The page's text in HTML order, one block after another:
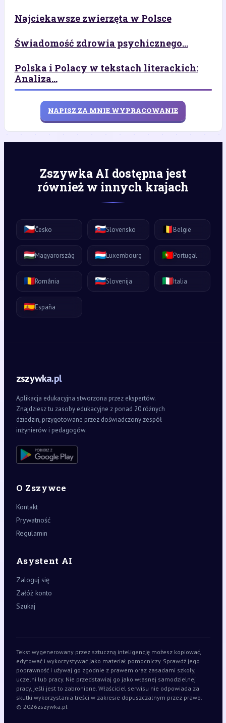
Najciekawsze zwierzęta w Polsce
Świadomość zdrowia psychicznego...
Polska i Polacy w tekstach literackich:
Analiza...
NAPISZ ZA MNIE WYPRACOWANIE
Zszywka AI dostępna jest
również w innych krajach
🇨🇿Česko 🇸🇰Slovensko 🇧🇪België
🇭🇺Magyarország 🇱🇺Luxembourg 🇵🇹Portugal
🇷🇴România 🇸🇮Slovenija 🇮🇹Italia
🇪🇸España
zszywka.pl
Aplikacja edukacyjna stworzona przez ekspertów.
Znajdziesz tu zasoby edukacyjne z ponad 20 różnych
dziedzin, przygotowane przez doświadczony zespół
inżynierów i pedagogów.
O Zszywce
Kontakt
Prywatność
Regulamin
Asystent AI
Zaloguj się
Załóż konto
Szukaj
Tekst wygenerowany przez sztuczną inteligencję możesz kopiować,
edytować i wykorzystywać jako materiał pomocniczy. Sprawdź jego
poprawność i używaj go zgodnie z prawem oraz zasadami szkoły,
uczelni lub pracy. Nie przedstawiaj go jako własnej samodzielnej
pracy, jeśli jest to zabronione. Właściciel serwisu nie odpowiada za
skutki wykorzystania treści w zakresie dopuszczalnym przez prawo.
© 2026zszywka.pl